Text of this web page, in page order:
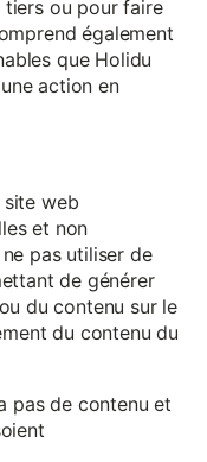
ou pour faire
également
que Holidu
action en
site web
et non
pas utiliser de
de générer
du contenu sur le
du contenu du
pas de contenu et